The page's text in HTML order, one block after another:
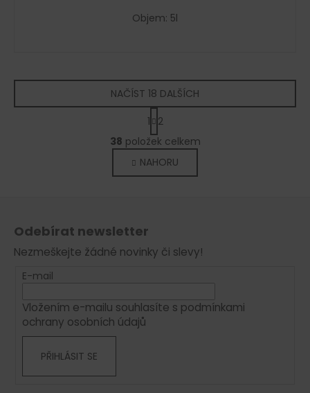
Objem: 5l
O
v
l
á
p
k
y
NAČÍST 18 DALŠÍCH
S
t
r
á
n
k
1
2
38 položek celkem
NAHORU
Odebírat newsletter
Nezmeškejte žádné novinky či slevy!
E-mail
Vložením e-mailu souhlasíte s podmínkami
ochrany osobních údajů
PŘIHLÁSIT SE